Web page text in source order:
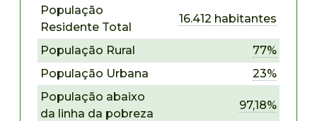
População
Residente Total
16.412 habitantes
População Rural
77%
População Urbana
23%
População abaixo
da linha da pobreza
97,18%